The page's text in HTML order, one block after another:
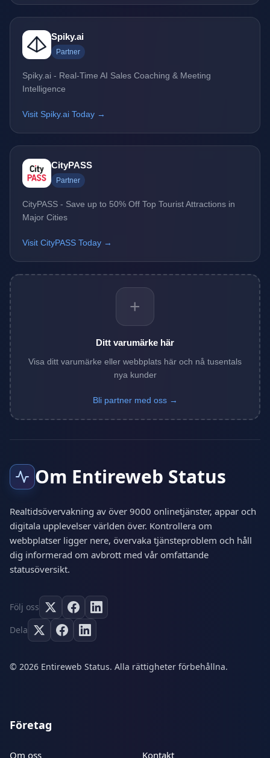
Spiky.ai
Partner
Spiky.ai - Real-Time AI Sales Coaching & Meeting
Intelligence
Visit Spiky.ai Today →
CityPASS
Partner
CityPASS - Save up to 50% Off Top Tourist Attractions in
Major Cities
Visit CityPASS Today →
+
Ditt varumärke här
Visa ditt varumärke eller webbplats här och nå tusentals
nya kunder
Bli partner med oss →
Om Entireweb Status
Realtidsövervakning av över 9000 onlinetjänster, appar och
digitala upplevelser världen över. Kontrollera om
webbplatser ligger nere, övervaka tjänsteproblem och håll
dig informerad om avbrott med vår omfattande
statusöversikt.
Följ oss
Dela
© 2026 Entireweb Status. Alla rättigheter förbehållna.
Företag
Om oss Kontakt